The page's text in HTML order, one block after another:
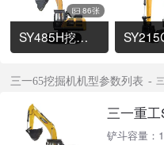
86张
SY485H挖掘机
三一65挖掘机机型参数列表
三一重
铲斗容量：